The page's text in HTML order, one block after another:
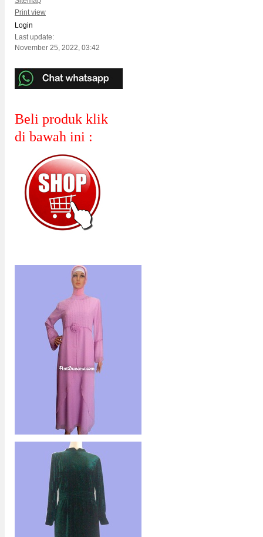
Print view
Login
Last update:
November 25, 2022, 03:42
Beli produk klik
di bawah ini :